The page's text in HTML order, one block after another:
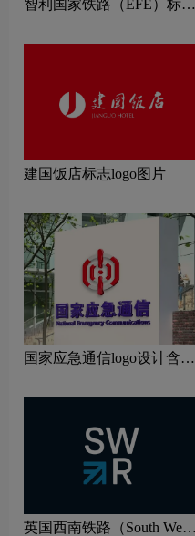
智利国家铁路（EFE）标志
建国饭店标志logo图片
国家应急通信logo设计含义
英国西南铁路（South West